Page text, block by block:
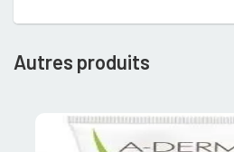
Autres produits